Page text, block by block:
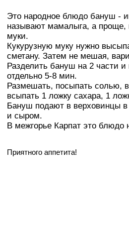
Это народное блюдо бануш -
называют мамалыга, а проще,
муки.
Кукурузную муку нужно
сметану. Затем не мешая,
Разделить бануш на 2 части
отдельно 5-8 мин.
Размешать, посыпать солью,
всыпать 1 ложку сахара, 1
Бануш подают в верховинцы
и сыром.
В межгорье Карпат это блюдо
Приятного аппетита!